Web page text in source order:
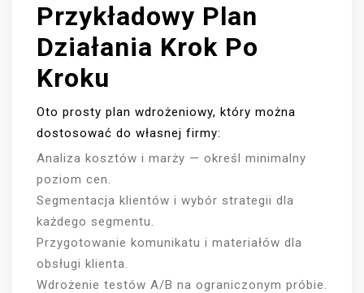
Przykładowy Plan
Działania Krok Po
Kroku
Oto prosty plan wdrożeniowy, który można
dostosować do własnej firmy:
Analiza kosztów i marży — określ minimalny
poziom cen.
Segmentacja klientów i wybór strategii dla
każdego segmentu.
Przygotowanie komunikatu i materiałów dla
obsługi klienta.
Wdrożenie testów A/B na ograniczonym próbie.